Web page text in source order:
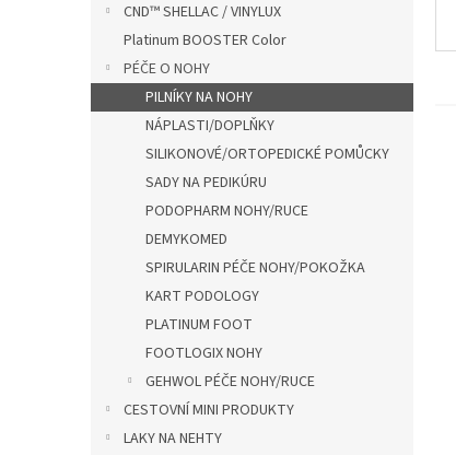
CND™ SHELLAC / VINYLUX
Platinum BOOSTER Color
PÉČE O NOHY
PILNÍKY NA NOHY
NÁPLASTI/DOPLŇKY
SILIKONOVÉ/ORTOPEDICKÉ POMŮCKY
SADY NA PEDIKÚRU
PODOPHARM NOHY/RUCE
DEMYKOMED
SPIRULARIN PÉČE NOHY/POKOŽKA
KART PODOLOGY
PLATINUM FOOT
FOOTLOGIX NOHY
GEHWOL PÉČE NOHY/RUCE
CESTOVNÍ MINI PRODUKTY
LAKY NA NEHTY